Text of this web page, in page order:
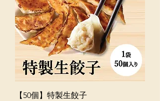
【50個】特製生餃子